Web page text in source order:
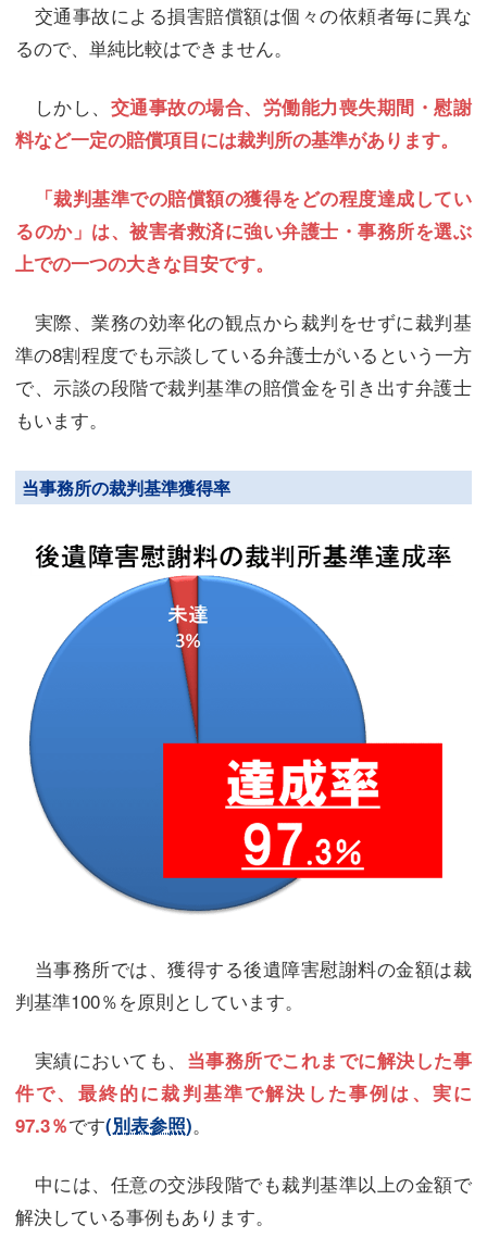
交通事故による損害賠償額は個々の依頼者毎に異な
るので、単純比較はできません。
しかし、 交通事故の場合、労働能力喪失期間・慰謝
料など一定の賠償項目には裁判所の基準があります。
「裁判基準での賠償額の獲得をどの程度達成してい
るのか」は、被害者救済に強い弁護士・事務所を選ぶ
上での一つの大きな目安です。
実際、業務の効率化の観点から裁判をせずに裁判基
準の8割程度でも示談している弁護士がいるという一方
で、示談の段階で裁判基準の賠償金を引き出す弁護士
もいます。
当事務所の裁判基準獲得率
当事務所では、獲得する後遺障害慰謝料の金額は裁
判基準100％を原則としています。
実績においても、 当事務所でこれまでに解決した事
件で、最終的に裁判基準で解決した事例は、実に
97.3％です(別表参照)。
中には、任意の交渉段階でも裁判基準以上の金額で
解決している事例もあります。